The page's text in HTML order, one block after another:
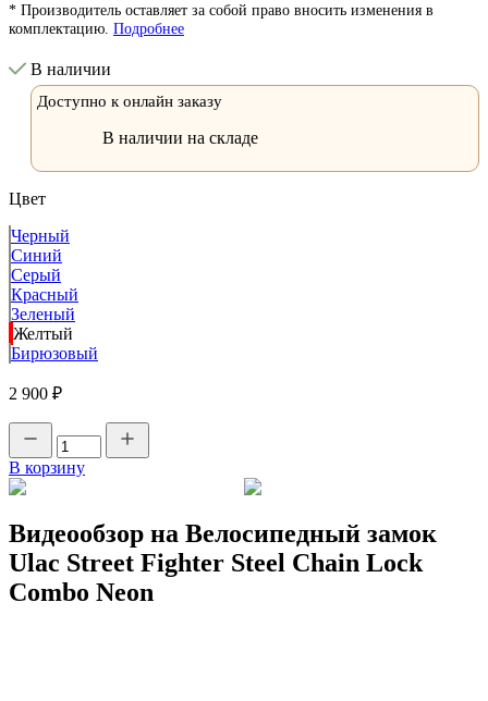
* Производитель оставляет за собой право вносить изменения в
комплектацию. Подробнее
В наличии
Доступно к онлайн заказу
В наличии на складе
Цвет
Черный
Синий
Серый
Красный
Зеленый
Желтый
Бирюзовый
2 900 ₽
В корзину
Видеообзор на Велосипедный замок
Ulac Street Fighter Steel Chain Lock
Combo Neon